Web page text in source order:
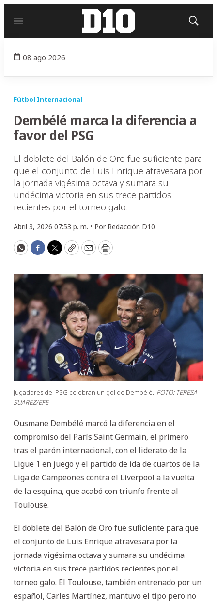
Menú
Mostrar
08 ago 2026
Fútbol Internacional
Dembélé marca la diferencia a
favor del PSG
El doblete del Balón de Oro fue suficiente para
que el conjunto de Luis Enrique atravesara por
la jornada vigésima octava y sumara su
undécima victoria en sus trece partidos
recientes por el torneo galo.
Abril 3, 2026 07:53 p. m. • Por Redacción D10
WhatsApp
Facebook
Twitter
CopyEmailPrint
Jugadores del PSG celebran un gol de Dembélé. FOTO: TERESA
SUAREZ/EFE
Ousmane Dembélé marcó la diferencia en el
compromiso del París Saint Germain, el primero
tras el parón internacional, con el liderato de la
Ligue 1 en juego y el partido de ida de cuartos de la
Liga de Campeones contra el Liverpool a la vuelta
de la esquina, que acabó con triunfo frente al
Toulouse.
El doblete del Balón de Oro fue suficiente para que
el conjunto de Luis Enrique atravesara por la
jornada vigésima octava y sumara su undécima
victoria en sus trece partidos recientes por el
torneo galo. El Toulouse, también entrenado por un
español, Carles Martínez, mantuvo el tipo pero no